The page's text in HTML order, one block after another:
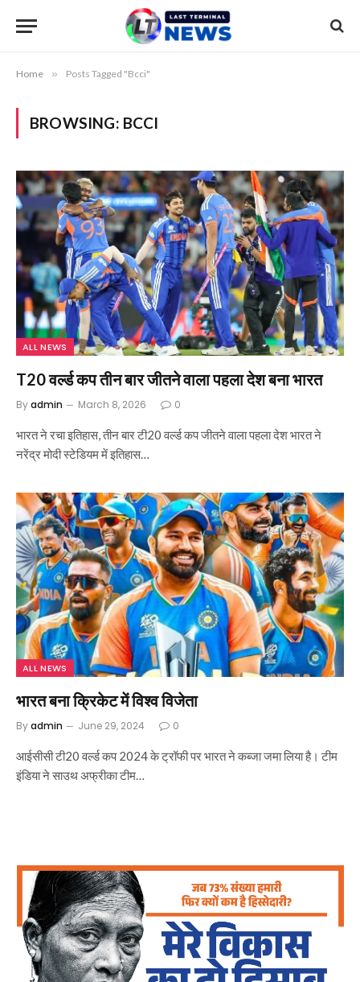
Home » Posts Tagged "Bcci"
BROWSING: BCCI
ALL NEWS
T20 वर्ल्ड कप तीन बार जीतने वाला पहला देश बना भारत
Byadmin March 8, 2026 0
भारत ने रचा इतिहास, तीन बार टी20 वर्ल्ड कप जीतने वाला पहला देश भारत ने
नरेंद्र मोदी स्टेडियम में इतिहास…
ALL NEWS
भारत बना क्रिकेट में विश्व विजेता
Byadmin June 29, 2024 0
आईसीसी टी20 वर्ल्ड कप 2024 के ट्रॉफी पर भारत ने कब्जा जमा लिया है। टीम
इंडिया ने साउथ अफ्रीका टीम…